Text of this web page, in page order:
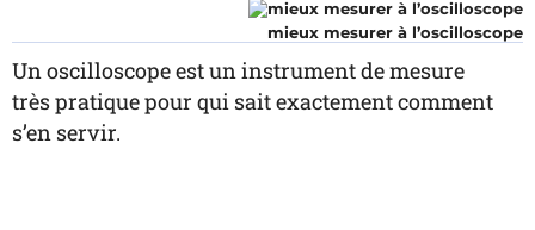
mieux mesurer à l’oscilloscope
Un oscilloscope est un instrument de mesure
très pratique pour qui sait exactement comment
s’en servir.